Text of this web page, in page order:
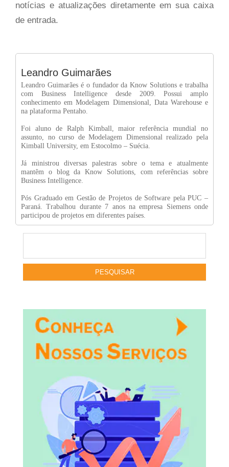
notícias e atualizações diretamente em sua caixa
de entrada.
Leandro Guimarães
Leandro Guimarães é o fundador da Know Solutions e trabalha
com Business Intelligence desde 2009. Possui amplo
conhecimento em Modelagem Dimensional, Data Warehouse e
na plataforma Pentaho.
Foi aluno de Ralph Kimball, maior referência mundial no
assunto, no curso de Modelagem Dimensional realizado pela
Kimball University, em Estocolmo – Suécia.
Já ministrou diversas palestras sobre o tema e atualmente
mantêm o blog da Know Solutions, com referências sobre
Business Intelligence.
Pós Graduado em Gestão de Projetos de Software pela PUC –
Paraná. Trabalhou durante 7 anos na empresa Siemens onde
participou de projetos em diferentes países.